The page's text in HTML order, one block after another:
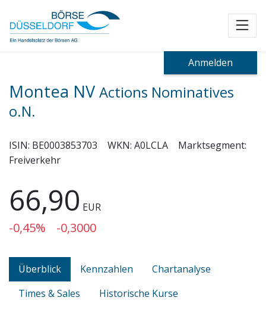
Anmelden
Montea NV Actions Nominatives
o.N.
ISIN: BE0003853703 WKN: A0LCLA
Marktsegment:
Freiverkehr
66,90 EUR
-0,45% -0,3000
Überblick Kennzahlen
Chartanalyse
Times & Sales
Historische Kurse